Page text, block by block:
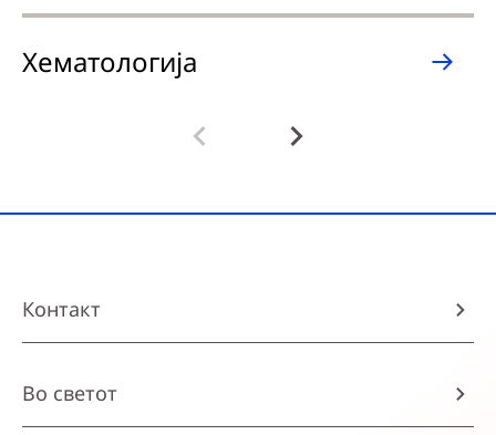
Хематологија
Контакт
Во светот